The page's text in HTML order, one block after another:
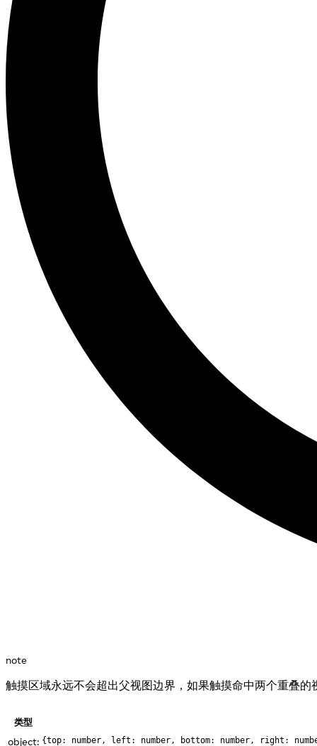
note
触摸区域永远不会超出父视图边界，如果触摸命中两个重叠
类型
object: {top: number, left: number, bottom: number, right: